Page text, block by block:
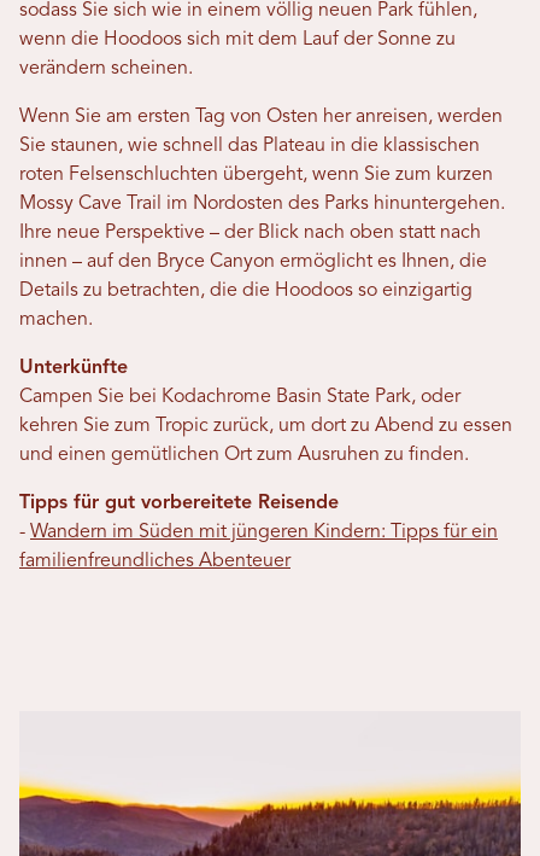
sodass Sie sich wie in einem völlig neuen Park fühlen,
wenn die Hoodoos sich mit dem Lauf der Sonne zu
verändern scheinen.
Wenn Sie am ersten Tag von Osten her anreisen, werden
Sie staunen, wie schnell das Plateau in die klassischen
roten Felsenschluchten übergeht, wenn Sie zum kurzen
Mossy Cave Trail im Nordosten des Parks hinuntergehen.
Ihre neue Perspektive – der Blick nach oben statt nach
innen – auf den Bryce Canyon ermöglicht es Ihnen, die
Details zu betrachten, die die Hoodoos so einzigartig
machen.
Unterkünfte
Campen Sie bei Kodachrome Basin State Park, oder
kehren Sie zum Tropic zurück, um dort zu Abend zu essen
und einen gemütlichen Ort zum Ausruhen zu finden.
Tipps für gut vorbereitete Reisende
- Wandern im Süden mit jüngeren Kindern: Tipps für ein
familienfreundliches Abenteuer